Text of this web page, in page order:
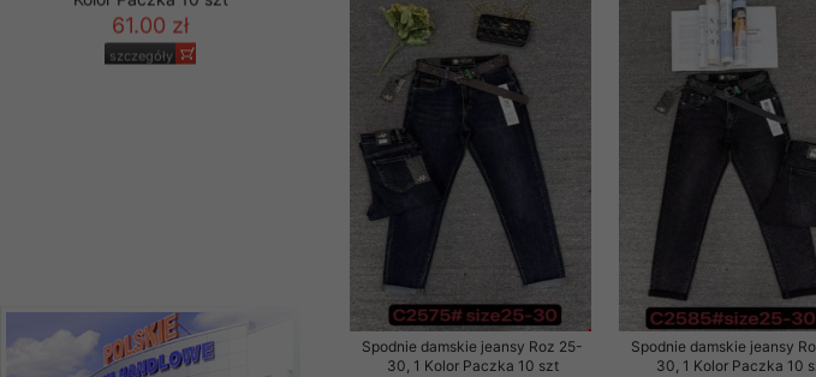
Spodnie damskie
Spodnie damskie jeansy Roz 25-
30, 1 Kolor Paczka 10 szt
Spodnie damskie jeansy
30, 1 Kolor Paczka 10
Materiały reklamowo - promocyjne wysyłamy
szczególności newslettera wysyłanego Klientowi,
zawierającego akceptację na otrzymywanie
naszym Sklepie. Materiały te dotyczą wyłącznie oferty
Wszelkie pytania, wnioski i sugestie odnoszące się do
osobowych prosimy zgłaszać na email